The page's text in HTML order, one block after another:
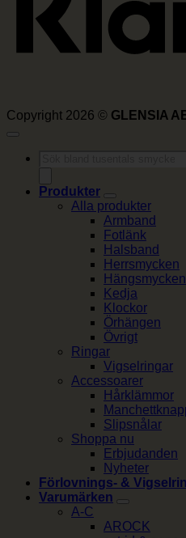
Copyright 2026 © GLENSIA
Produkter
Alla produkter
Armband
Fotlänk
Halsband
Herrsmycken
Hängsmycken
Kedja
Klockor
Örhängen
Övrigt
Ringar
Vigselringar
Accessoarer
Hårklämmor
Slipsnålar
Shoppa nu
Erbjudanden
Nyheter
Förlovnings- &
Varumärken
A-C
AROCK